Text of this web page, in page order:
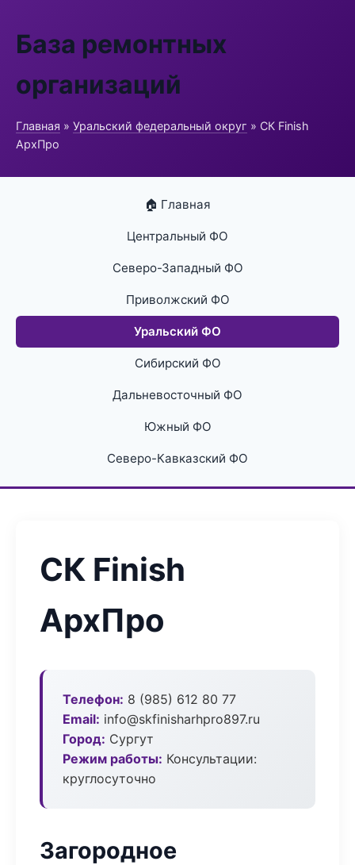
База ремонтных
организаций
Главная » Уральский федеральный округ » СК Finish
АрхПро
🏠 Главная
Центральный ФО
Северо-Западный ФО
Приволжский ФО
Уральский ФО
Сибирский ФО
Дальневосточный ФО
Южный ФО
Северо-Кавказский ФО
СК Finish
АрхПро
Телефон: 8 (985) 612 80 77
Email: info@skfinisharhpro897.ru
Город: Сургут
Режим работы: Консультации:
круглосуточно
Загородное